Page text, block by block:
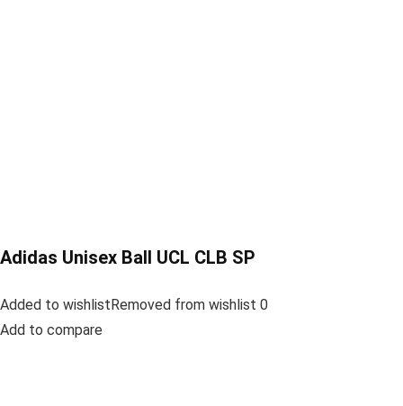
Adidas Unisex Ball UCL CLB SP
Added to wishlistRemoved from wishlist 0
Add to compare